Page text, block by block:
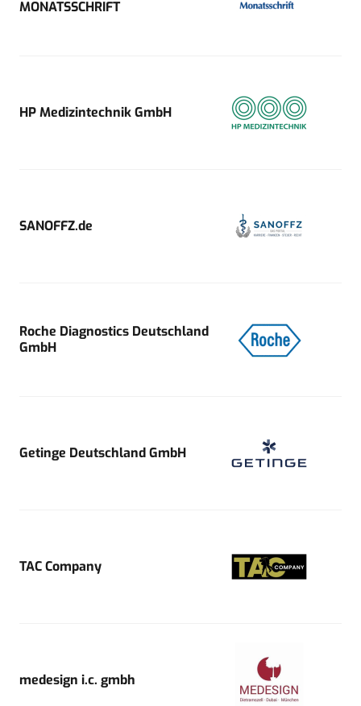
MONATSSCHRIFT
HP Medizintechnik GmbH
SANOFFZ.de
Roche Diagnostics Deutschland
GmbH
Getinge Deutschland GmbH
TAC Company
medesign i.c. gmbh